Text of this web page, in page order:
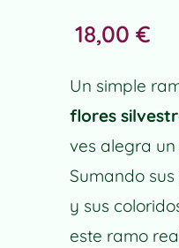
18,00 €
Un simple
flores
ves alegra
Sumando
y sus
este ramo